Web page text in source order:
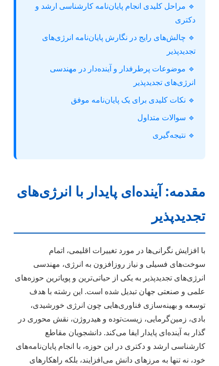
🔹 مراحل کلیدی انجام پایان‌نامه کارشناسی ارشد و
دکتری
🔹 چالش‌های رایج در نگارش پایان‌نامه انرژی‌های
تجدیدپذیر
🔹 موضوعات پرطرفدار و آینده‌دار در مهندسی
انرژی‌های تجدیدپذیر
🔹 نکات کلیدی برای یک پایان‌نامه موفق
🔹 سوالات متداول
🔹 نتیجه‌گیری
مقدمه: آینده‌ای پایدار با انرژی‌های
تجدیدپذیر
با افزایش نگرانی‌ها در مورد تغییرات اقلیمی، اتمام
سوخت‌های فسیلی و نیاز روزافزون به انرژی، مهندسی
انرژی‌های تجدیدپذیر به یکی از حیاتی‌ترین و پویاترین حوزه‌های
علمی و صنعتی جهان تبدیل شده است. این رشته با هدف
توسعه و بهینه‌سازی فناوری‌هایی چون انرژی خورشیدی،
بادی، زمین‌گرمایی، زیست‌توده و هیدروژن، نقش محوری در
گذار به آینده‌ای پایدار ایفا می‌کند. دانشجویان مقاطع
کارشناسی ارشد و دکتری در این حوزه، با انجام پایان‌نامه‌های
خود، نه تنها به مرزهای دانش می‌افزایند، بلکه راهکارهای